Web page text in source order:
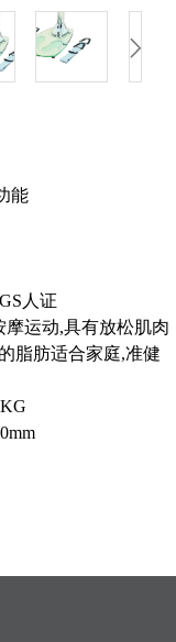
能
人证
摩运动,具有放松肌肉
脂肪适合家庭,准健